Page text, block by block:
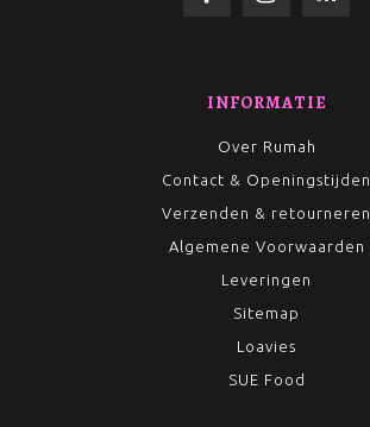
INFORMATIE
Over Rumah
Contact & Openingstijden
Verzenden & retourneren
Algemene Voorwaarden
Leveringen
Sitemap
Loavies
SUE Food